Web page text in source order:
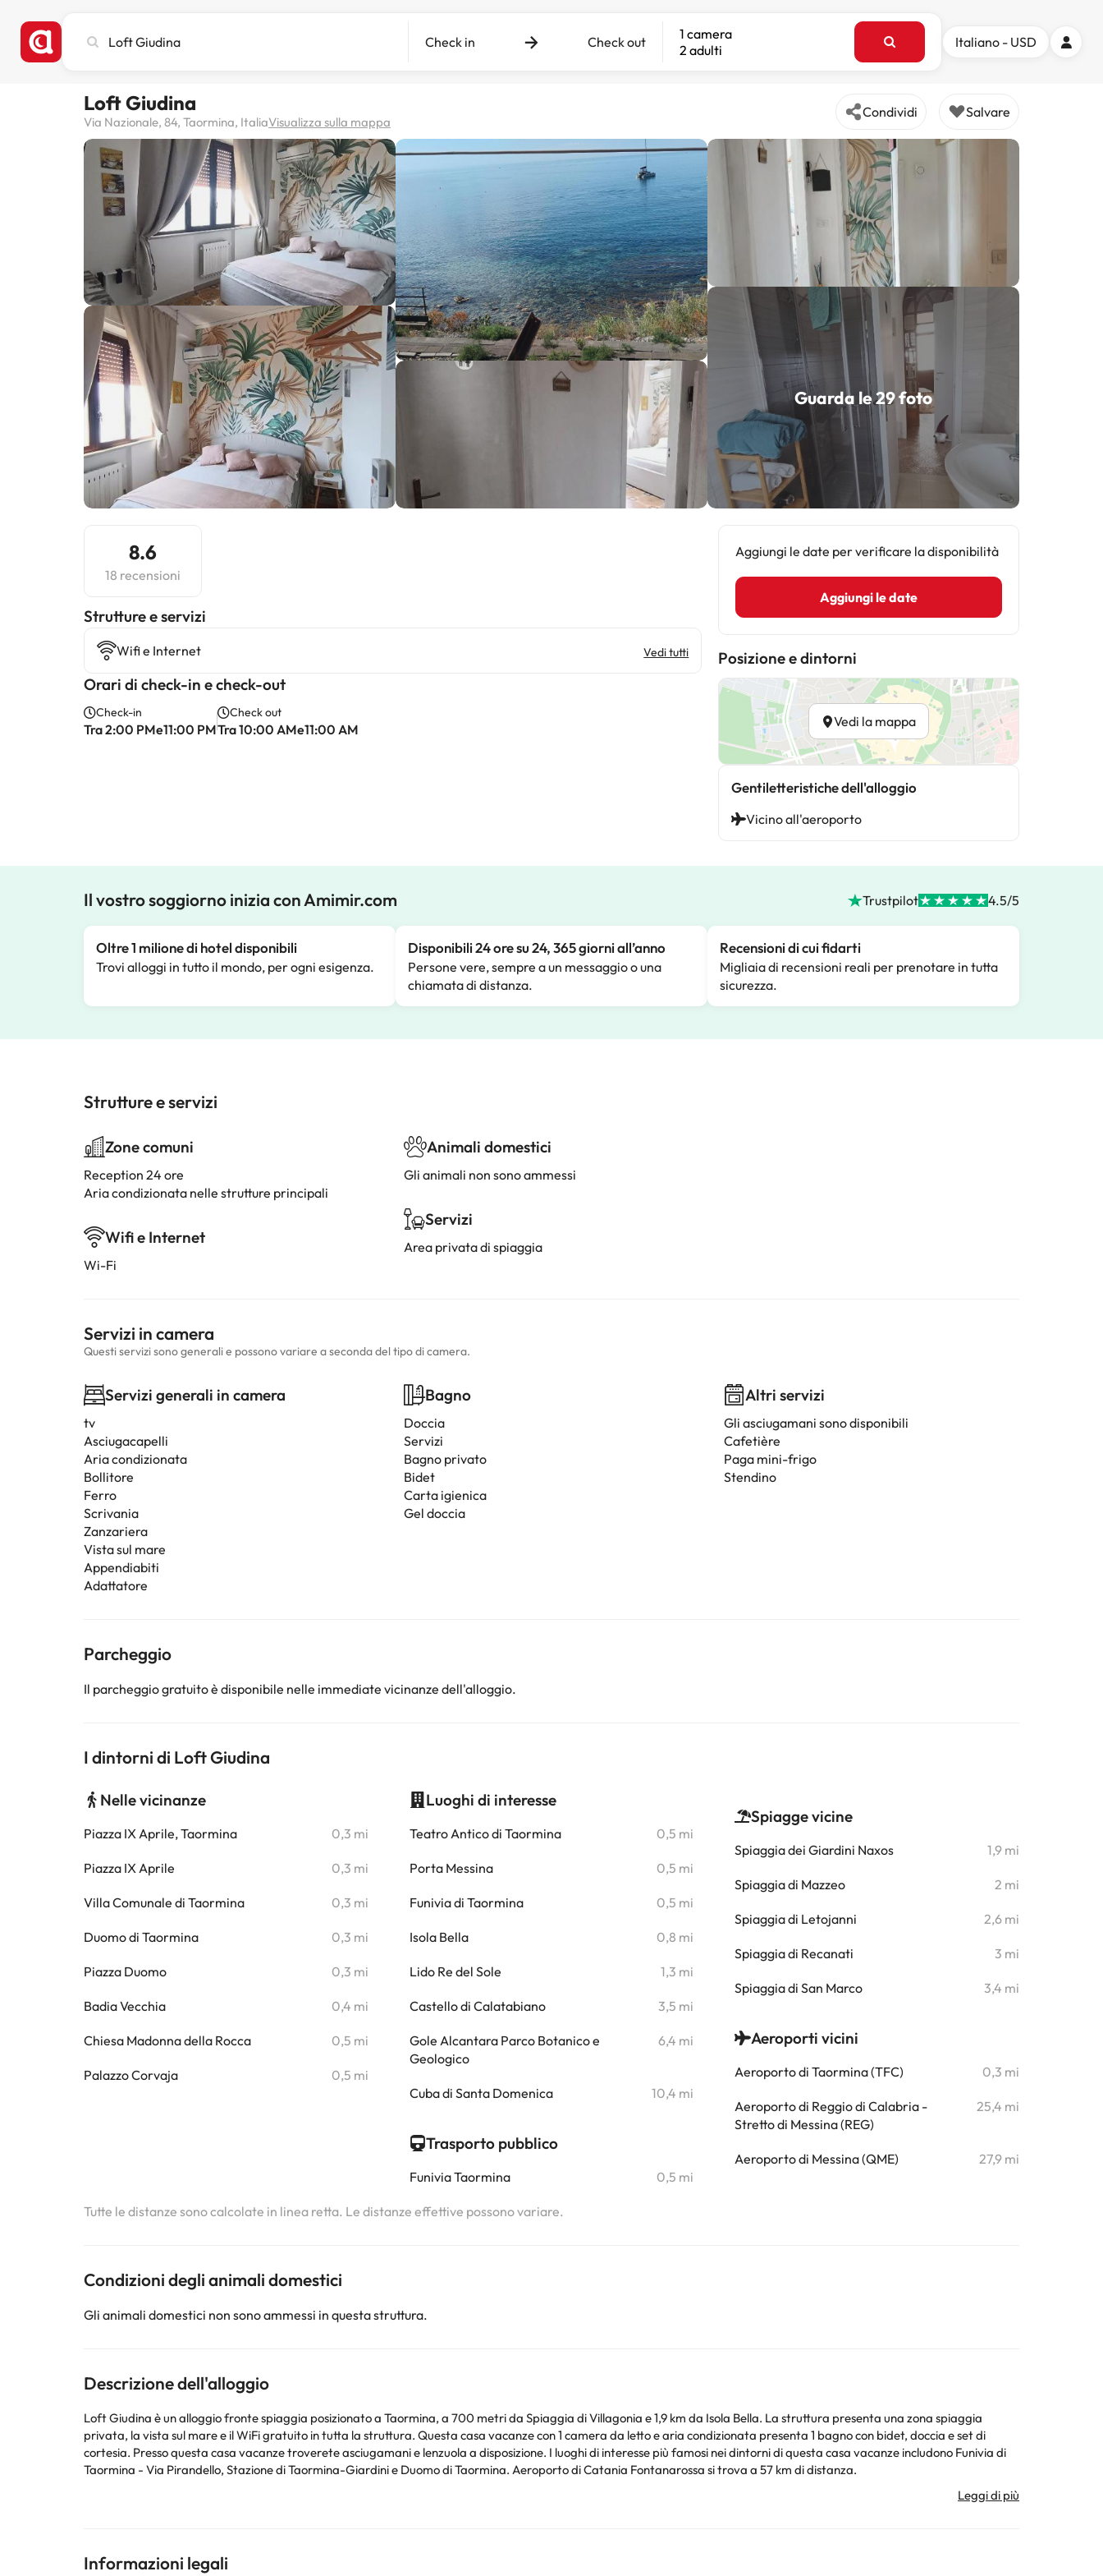
città,
destinazione
Check in Check out
1 camera
2 adulti
Italiano - USD
Loft Giudina
Via Nazionale, 84, Taormina, ItaliaVisualizza sulla mappa
Condividi Salvare
Guarda le 29 foto
8.6
18 recensioni
​Strutture e servizi
Wifi e Internet Vedi tutti
Orari di check-in e check-out
Check-in
Tra 2:00 PMe11:00 PM
Check out
Tra 10:00 AMe11:00 AM
Aggiungi le date per verificare la disponibilità
Aggiungi le date
Posizione e dintorni
Vedi la mappa
Gentiletteristiche dell'alloggio
Vicino all'aeroporto
Il vostro soggiorno inizia con Amimir.com Trustpilot 4.5/5
Oltre 1 milione di hotel disponibili
Trovi alloggi in tutto il mondo, per ogni esigenza.
Disponibili 24 ore su 24, 365 giorni all’anno
Persone vere, sempre a un messaggio o una
chiamata di distanza.
Recensioni di cui fidarti
Migliaia di recensioni reali per prenotare in tutta
sicurezza.
Strutture e servizi
Zone comuni
Reception 24 ore
Aria condizionata nelle strutture principali
Wifi e Internet
Wi-Fi
Animali domestici
Gli animali non sono ammessi
Servizi
Area privata di spiaggia
Servizi in camera
Questi servizi sono generali e possono variare a seconda del tipo di camera.
Servizi generali in camera
tv
Asciugacapelli
Aria condizionata
Bollitore
Ferro
Scrivania
Zanzariera
Vista sul mare
Appendiabiti
Adattatore
Bagno
Doccia
Servizi
Bagno privato
Bidet
Carta igienica
Gel doccia
Altri servizi
Gli asciugamani sono disponibili
Cafetière
Paga mini-frigo
Stendino
Parcheggio
Il parcheggio gratuito è disponibile nelle immediate vicinanze dell'alloggio.
I dintorni di Loft Giudina
Nelle vicinanze
Piazza IX Aprile, Taormina 0,3 mi
Piazza IX Aprile 0,3 mi
Villa Comunale di Taormina 0,3 mi
Duomo di Taormina 0,3 mi
Piazza Duomo 0,3 mi
Badia Vecchia 0,4 mi
Chiesa Madonna della Rocca 0,5 mi
Palazzo Corvaja 0,5 mi
Luoghi di interesse
Teatro Antico di Taormina 0,5 mi
Porta Messina 0,5 mi
Funivia di Taormina 0,5 mi
Isola Bella 0,8 mi
Lido Re del Sole 1,3 mi
Castello di Calatabiano 3,5 mi
Gole Alcantara Parco Botanico e
Geologico
6,4 mi
Cuba di Santa Domenica 10,4 mi
Trasporto pubblico
Funivia Taormina 0,5 mi
Spiagge vicine
Spiaggia dei Giardini Naxos 1,9 mi
Spiaggia di Mazzeo 2 mi
Spiaggia di Letojanni 2,6 mi
Spiaggia di Recanati 3 mi
Spiaggia di San Marco 3,4 mi
Aeroporti vicini
Aeroporto di Taormina (TFC) 0,3 mi
Aeroporto di Reggio di Calabria -
Stretto di Messina (REG)
25,4 mi
Aeroporto di Messina (QME) 27,9 mi
Tutte le distanze sono calcolate in linea retta. Le distanze effettive possono variare.
Condizioni degli animali domestici
Gli animali domestici non sono ammessi in questa struttura.
Descrizione dell'alloggio
Loft Giudina è un alloggio fronte spiaggia posizionato a Taormina, a 700 metri da Spiaggia di Villagonia e 1,9 km da Isola Bella. La struttura presenta una zona spiaggia
privata, la vista sul mare e il WiFi gratuito in tutta la struttura. Questa casa vacanze con 1 camera da letto e aria condizionata presenta 1 bagno con bidet, doccia e set di
cortesia. Presso questa casa vacanze troverete asciugamani e lenzuola a disposizione. I luoghi di interesse più famosi nei dintorni di questa casa vacanze includono Funivia di
Taormina - Via Pirandello, Stazione di Taormina-Giardini e Duomo di Taormina. Aeroporto di Catania Fontanarossa si trova a 57 km di distanza.
questa informazione nella sezione Richieste Speciali al momento della prenotazione, o contattare la struttura utilizzando i recapiti riportati nella conferma della prenotazione.
Informazioni legali